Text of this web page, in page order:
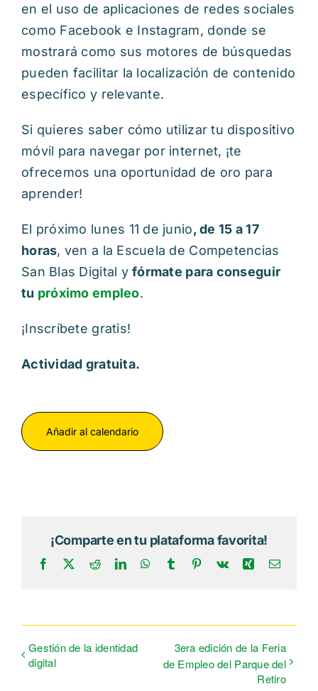
en el uso de aplicaciones de redes sociales
como Facebook e Instagram, donde se
mostrará como sus motores de búsquedas
pueden facilitar la localización de contenido
específico y relevante.
Si quieres saber cómo utilizar tu dispositivo
móvil para navegar por internet, ¡te
ofrecemos una oportunidad de oro para
aprender!
El próximo lunes 11 de junio, de 15 a 17
horas, ven a la Escuela de Competencias
San Blas Digital yfórmate para conseguir
tu próximo empleo.
¡Inscríbete gratis!
Actividad gratuita.
Añadir al calendario
¡Comparte en tu plataforma favorita!
Facebook RedditLinkedInWhatsApp
Tumblr Pinterest
Vk XingCorreo
Gestión de la identidad
digital
3era edición de la Feria
de Empleo del Parque del
Retiro